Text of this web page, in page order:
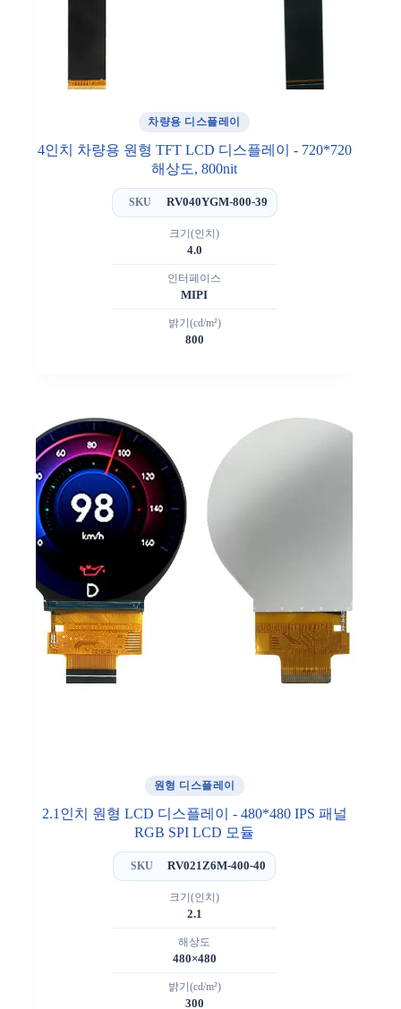
차량용 디스플레이
4인치 차량용 원형 TFT LCD 디스플레이 - 720*720
해상도, 800nit
SKU RV040YGM-800-39
크기(인치)
4.0
인터페이스
MIPI
밝기(cd/m²)
800
원형 디스플레이
2.1인치 원형 LCD 디스플레이 - 480*480 IPS 패널
RGB SPI LCD 모듈
SKU RV021Z6M-400-40
크기(인치)
2.1
해상도
480×480
밝기(cd/m²)
300